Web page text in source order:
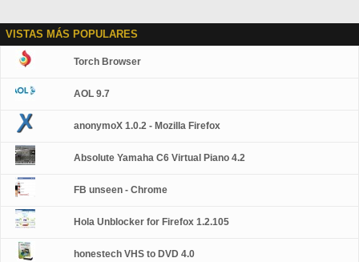
VISTAS MÁS POPULARES
Torch Browser
AOL 9.7
anonymoX 1.0.2 - Mozilla Firefox
Absolute Yamaha C6 Virtual Piano 4.2
FB unseen - Chrome
Hola Unblocker for Firefox 1.2.105
honestech VHS to DVD 4.0